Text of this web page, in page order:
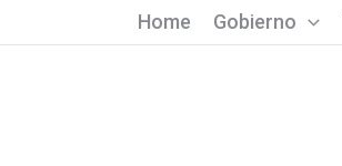
Home Gobierno